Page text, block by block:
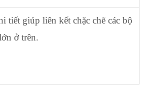
tiết giúp liên kết chặc chẽ các bộ
ở trên.